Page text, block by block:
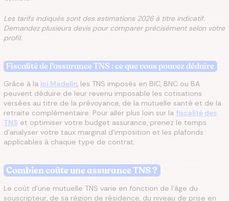
Les tarifs indiqués sont des estimations 2026 à titre indicatif.
Demandez plusieurs devis pour comparer précisément selon votre
profil.
Fiscalité de l’assurance TNS : ce que vous pouvez déduire
Grâce à la loi Madelin, les TNS imposés en BIC, BNC ou BA
peuvent déduire de leur revenu imposable les cotisations
versées au titre de la prévoyance, de la mutuelle santé et de la
retraite complémentaire. Pour aller plus loin sur la fiscalité des
TNS et optimiser votre budget assurance, prenez le temps
d’analyser votre taux marginal d’imposition et les plafonds
applicables à chaque type de contrat.
Combien coûte une assurance TNS ?
Le coût d’une mutuelle TNS varie en fonction de l’âge du
souscripteur, de sa région de résidence, du niveau de prise en